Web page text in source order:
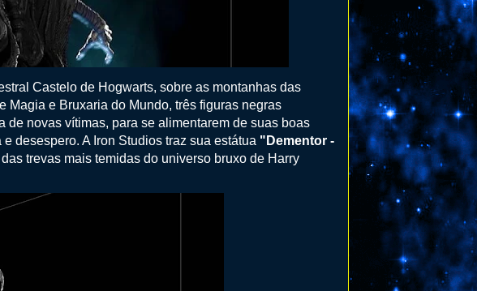
Castelo de Hogwarts, sobre as montanhas das
Magia e Bruxaria do Mundo, três figuras negras
novas vítimas, para se alimentarem de suas boas
desespero. A Iron Studios traz sua estátua "Dementor -
trevas mais temidas do universo bruxo de Harry